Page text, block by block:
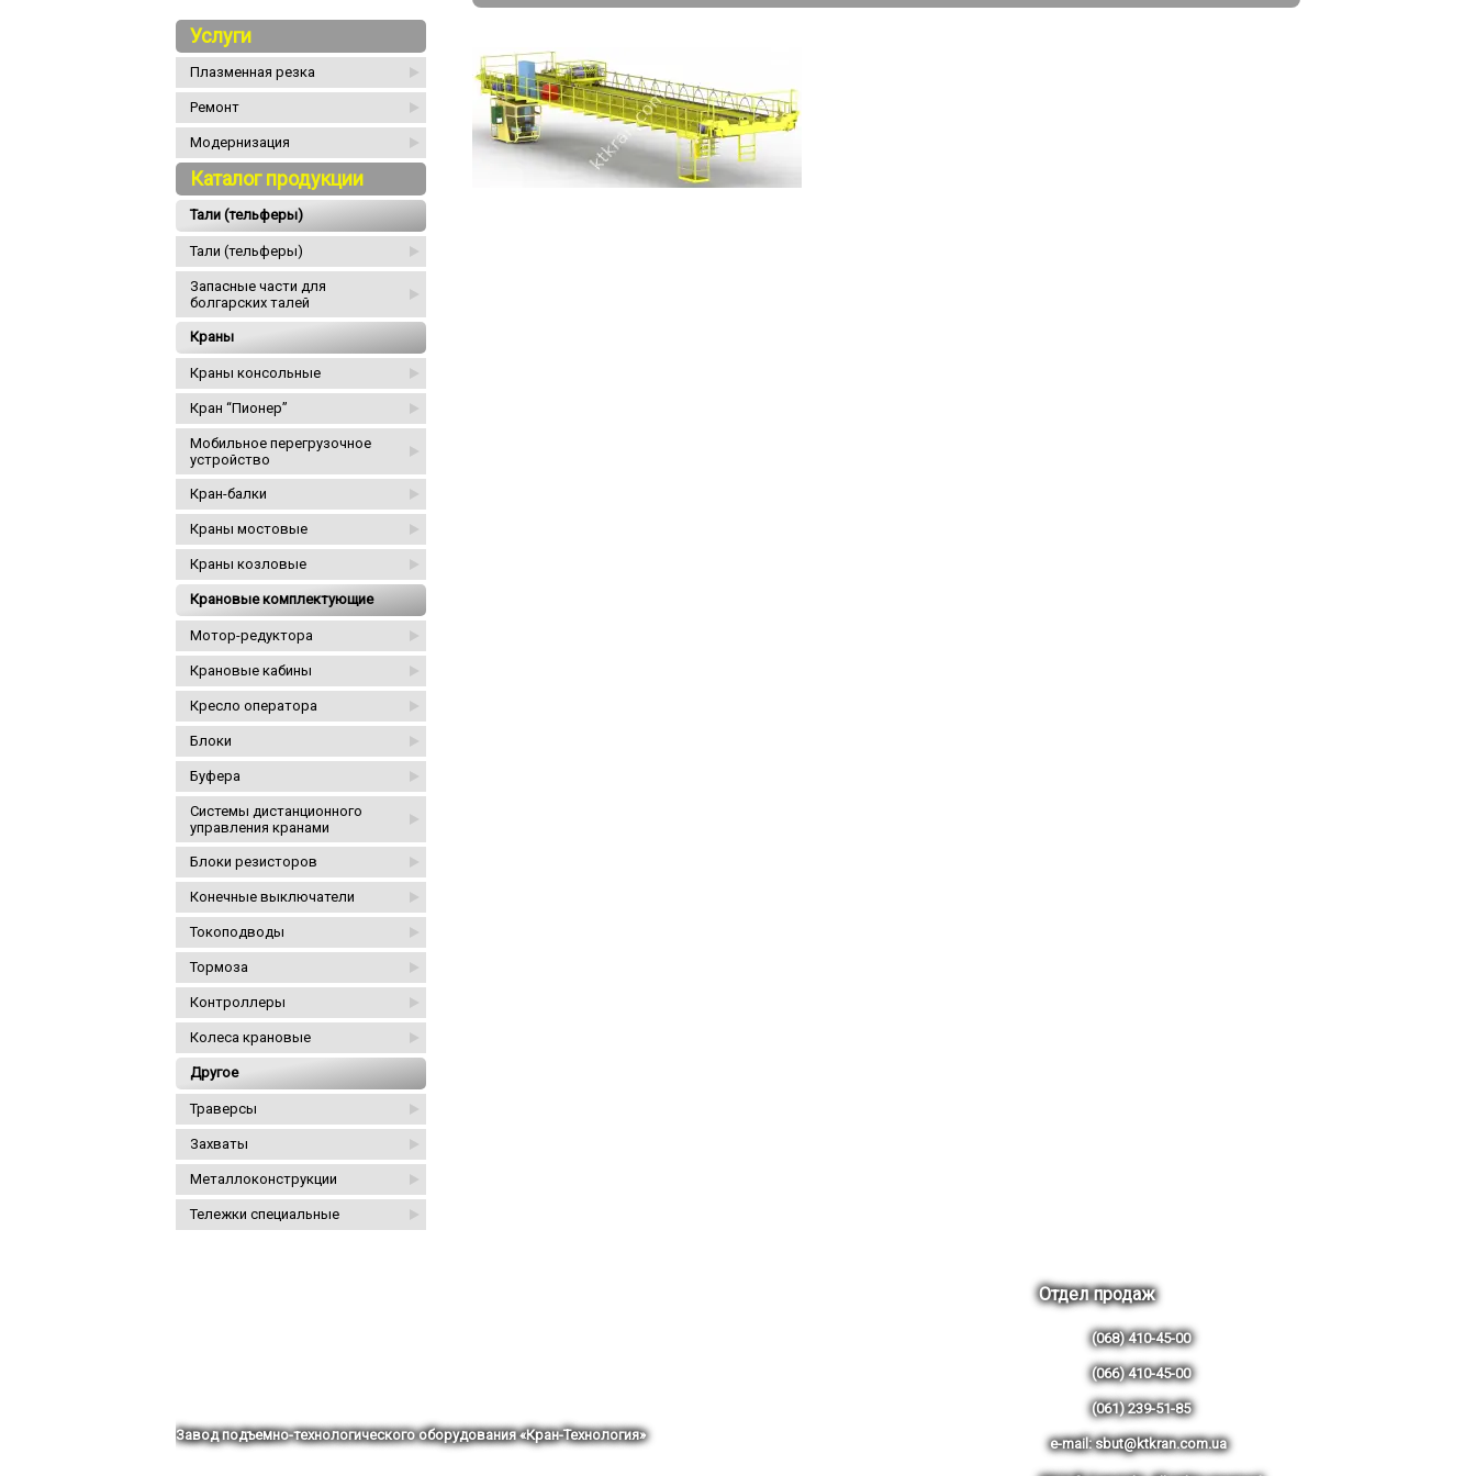
Услуги
Плазменная резка
Ремонт
Модернизация
Каталог продукции
Тали (тельферы)
Тали (тельферы)
Запасные части для
болгарских талей
Краны
Краны консольные
Кран “Пионер”
Мобильное перегрузочное
устройство
Кран-балки
Краны мостовые
Краны козловые
Крановые комплектующие
Мотор-редуктора
Крановые кабины
Кресло оператора
Блоки
Буфера
Системы дистанционного
управления кранами
Блоки резисторов
Конечные выключатели
Токоподводы
Тормоза
Контроллеры
Колеса крановые
Другое
Траверсы
Захваты
Металлоконструкции
Тележки специальные
Завод подъемно-технологического оборудования «Кран-Технология»
Отдел продаж
(068) 410-45-00
(066) 410-45-00
(061) 239-51-85
e-mail: sbut@ktkran.com.ua